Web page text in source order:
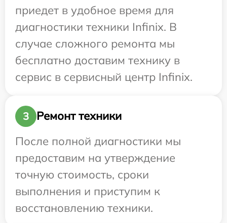
приедет в удобное время для
диагностики техники Infinix. В
случае сложного ремонта мы
бесплатно доставим технику в
сервис в сервисный центр Infinix.
3
Ремонт техники
После полной диагностики мы
предоставим на утверждение
точную стоимость, сроки
выполнения и приступим к
восстановлению техники.